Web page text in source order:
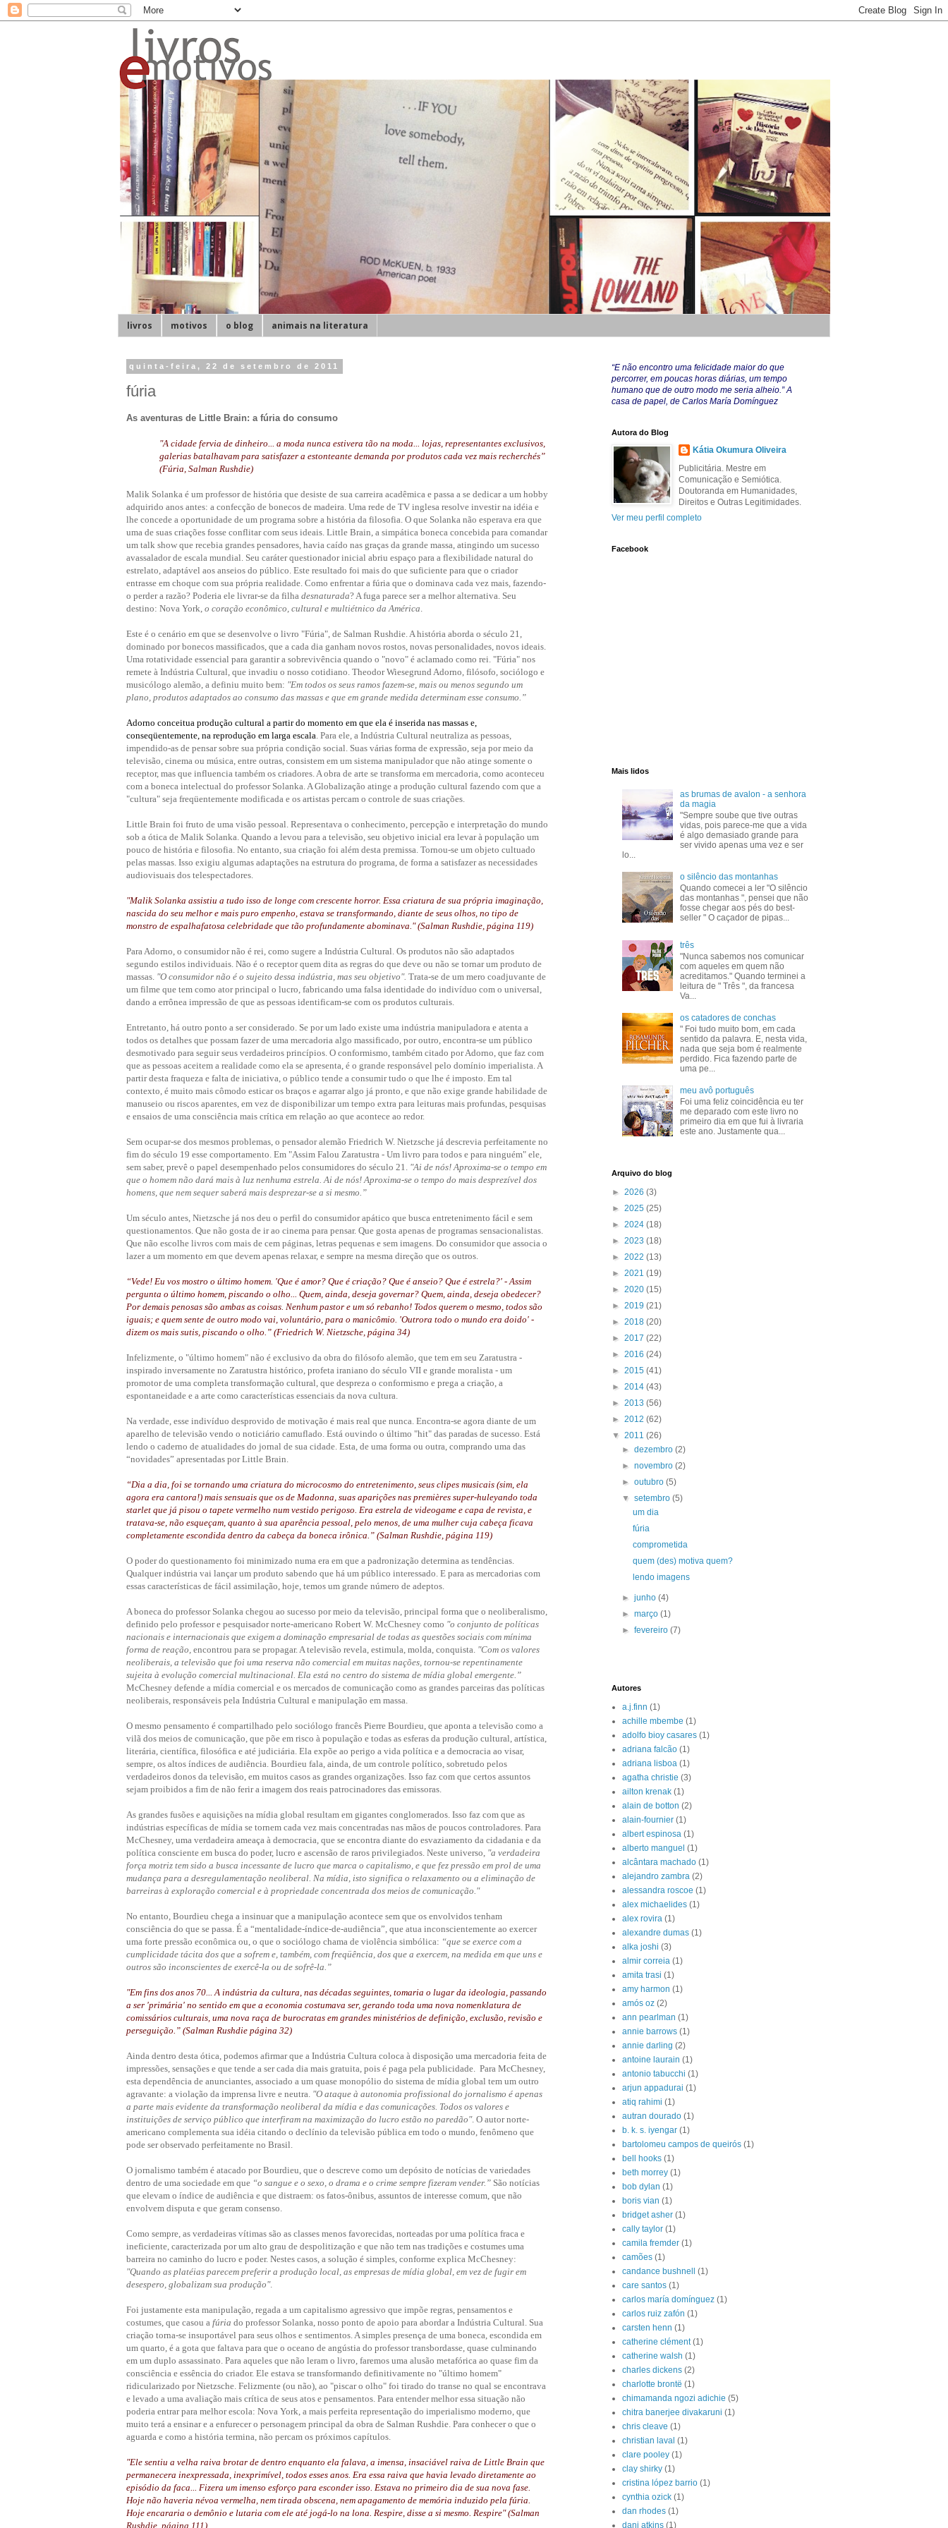
livros motivos o blog animais na literatura
quinta-feira, 22 de setembro de 2011
fúria
As aventuras de Little Brain: a fúria do consumo
"A cidade fervia de dinheiro... a moda nunca estivera tão na moda... lojas, representantes exclusivos,
galerias batalhavam para satisfazer a estonteante demanda por produtos cada vez mais recherchés”
(Fúria, Salman Rushdie)
Malik Solanka é um professor de história que desiste de sua carreira acadêmica e passa a se dedicar a um hobby
adquirido anos antes: a confecção de bonecos de madeira. Uma rede de TV inglesa resolve investir na idéia e
lhe concede a oportunidade de um programa sobre a história da filosofia. O que Solanka não esperava era que
uma de suas criações fosse conflitar com seus ideais. Little Brain, a simpática boneca concebida para comandar
um talk show que recebia grandes pensadores, havia caído nas graças da grande massa, atingindo um sucesso
avassalador de escala mundial. Seu caráter questionador inicial abriu espaço para a flexibilidade natural do
estrelato, adaptável aos anseios do público. Este resultado foi mais do que suficiente para que o criador
entrasse em choque com sua própria realidade. Como enfrentar a fúria que o dominava cada vez mais, fazendo-
o perder a razão? Poderia ele livrar-se da filha desnaturada? A fuga parece ser a melhor alternativa. Seu
destino: Nova York, o coração econômico, cultural e multiétnico da América.
Este é o cenário em que se desenvolve o livro "Fúria", de Salman Rushdie. A história aborda o século 21,
dominado por bonecos massificados, que a cada dia ganham novos rostos, novas personalidades, novos ideais.
Uma rotatividade essencial para garantir a sobrevivência quando o "novo" é aclamado como rei. "Fúria" nos
remete à Indústria Cultural, que invadiu o nosso cotidiano. Theodor Wiesegrund Adorno, filósofo, sociólogo e
musicólogo alemão, a definiu muito bem: "Em todos os seus ramos fazem-se, mais ou menos segundo um
plano, produtos adaptados ao consumo das massas e que em grande medida determinam esse consumo.”
Adorno conceitua produção cultural a partir do momento em que ela é inserida nas massas e,
conseqüentemente, na reprodução em larga escala. Para ele, a Indústria Cultural neutraliza as pessoas,
impendido-as de pensar sobre sua própria condição social. Suas várias forma de expressão, seja por meio da
televisão, cinema ou música, entre outras, consistem em um sistema manipulador que não atinge somente o
receptor, mas que influencia também os criadores. A obra de arte se transforma em mercadoria, como aconteceu
com a boneca intelectual do professor Solanka. A Globalização atinge a produção cultural fazendo com que a
"cultura" seja freqüentemente modificada e os artistas percam o controle de suas criações.
Little Brain foi fruto de uma visão pessoal. Representava o conhecimento, percepção e interpretação do mundo
sob a ótica de Malik Solanka. Quando a levou para a televisão, seu objetivo inicial era levar à população um
pouco de história e filosofia. No entanto, sua criação foi além desta premissa. Tornou-se um objeto cultuado
pelas massas. Isso exigiu algumas adaptações na estrutura do programa, de forma a satisfazer as necessidades
audiovisuais dos telespectadores.
"Malik Solanka assistiu a tudo isso de longe com crescente horror. Essa criatura de sua própria imaginação,
nascida do seu melhor e mais puro empenho, estava se transformando, diante de seus olhos, no tipo de
monstro de espalhafatosa celebridade que tão profundamente abominava." (Salman Rushdie, página 119)
Para Adorno, o consumidor não é rei, como sugere a Indústria Cultural. Os produtos não são adaptados
segundo estilos individuais. Não é o receptor quem dita as regras do que deve ou não se tornar um produto de
massas. "O consumidor não é o sujeito dessa indústria, mas seu objetivo". Trata-se de um mero coadjuvante de
um filme que tem como ator principal o lucro, fabricando uma falsa identidade do indivíduo com o universal,
dando a errônea impressão de que as pessoas identificam-se com os produtos culturais.
Entretanto, há outro ponto a ser considerado. Se por um lado existe uma indústria manipuladora e atenta a
todos os detalhes que possam fazer de uma mercadoria algo massificado, por outro, encontra-se um público
desmotivado para seguir seus verdadeiros princípios. O conformismo, também citado por Adorno, que faz com
que as pessoas aceitem a realidade como ela se apresenta, é o grande responsável pelo domínio imperialista. A
partir desta fraqueza e falta de iniciativa, o público tende a consumir tudo o que lhe é imposto. Em tal
contexto, é muito mais cômodo esticar os braços e agarrar algo já pronto, e que não exige grande habilidade de
manuseio ou riscos aparentes, em vez de disponibilizar um tempo extra para leituras mais profundas, pesquisas
e ensaios de uma consciência mais crítica em relação ao que acontece ao redor.
Sem ocupar-se dos mesmos problemas, o pensador alemão Friedrich W. Nietzsche já descrevia perfeitamente no
fim do século 19 esse comportamento. Em "Assim Falou Zaratustra - Um livro para todos e para ninguém" ele,
sem saber, prevê o papel desempenhado pelos consumidores do século 21. "Ai de nós! Aproxima-se o tempo em
que o homem não dará mais à luz nenhuma estrela. Ai de nós! Aproxima-se o tempo do mais desprezível dos
homens, que nem sequer saberá mais desprezar-se a si mesmo.”
Um século antes, Nietzsche já nos deu o perfil do consumidor apático que busca entretenimento fácil e sem
questionamentos. Que não gosta de ir ao cinema para pensar. Que gosta apenas de programas sensacionalistas.
Que não escolhe livros com mais de cem páginas, letras pequenas e sem imagens. Do consumidor que associa o
lazer a um momento em que devem apenas relaxar, e sempre na mesma direção que os outros.
“Vede! Eu vos mostro o último homem. 'Que é amor? Que é criação? Que é anseio? Que é estrela?' - Assim
pergunta o último homem, piscando o olho... Quem, ainda, deseja governar? Quem, ainda, deseja obedecer?
Por demais penosas são ambas as coisas. Nenhum pastor e um só rebanho! Todos querem o mesmo, todos são
iguais; e quem sente de outro modo vai, voluntário, para o manicômio. 'Outrora todo o mundo era doido' -
dizem os mais sutis, piscando o olho.” (Friedrich W. Nietzsche, página 34)
Infelizmente, o "último homem" não é exclusivo da obra do filósofo alemão, que tem em seu Zaratustra -
inspirado inversamente no Zaratustra histórico, profeta iraniano do século VII e grande moralista - um
promotor de uma completa transformação cultural, que despreza o conformismo e prega a criação, a
espontaneidade e a arte como características essenciais da nova cultura.
Na verdade, esse indivíduo desprovido de motivação é mais real que nunca. Encontra-se agora diante de um
aparelho de televisão vendo o noticiário camuflado. Está ouvindo o último "hit" das paradas de sucesso. Está
lendo o caderno de atualidades do jornal de sua cidade. Esta, de uma forma ou outra, comprando uma das
“novidades” apresentadas por Little Brain.
“Dia a dia, foi se tornando uma criatura do microcosmo do entretenimento, seus clipes musicais (sim, ela
agora era cantora!) mais sensuais que os de Madonna, suas aparições nas premières super-huleyando toda
starlet que já pisou o tapete vermelho num vestido perigoso. Era estrela de videogame e capa de revista, e
tratava-se, não esqueçam, quanto à sua aparência pessoal, pelo menos, de uma mulher cuja cabeça ficava
completamente escondida dentro da cabeça da boneca irônica.” (Salman Rushdie, página 119)
O poder do questionamento foi minimizado numa era em que a padronização determina as tendências.
Qualquer indústria vai lançar um produto sabendo que há um público interessado. E para as mercadorias com
essas características de fácil assimilação, hoje, temos um grande número de adeptos.
A boneca do professor Solanka chegou ao sucesso por meio da televisão, principal forma que o neoliberalismo,
definido pelo professor e pesquisador norte-americano Robert W. McChesney como "o conjunto de políticas
nacionais e internacionais que exigem a dominação empresarial de todas as questões sociais com mínima
forma de reação, encontrou para se propagar. A televisão revela, estimula, molda, conquista. "Com os valores
neoliberais, a televisão que foi uma reserva não comercial em muitas nações, tornou-se repentinamente
sujeita à evolução comercial multinacional. Ela está no centro do sistema de mídia global emergente.”
McChesney defende a mídia comercial e os mercados de comunicação como as grandes parceiras das políticas
neoliberais, responsáveis pela Indústria Cultural e manipulação em massa.
O mesmo pensamento é compartilhado pelo sociólogo francês Pierre Bourdieu, que aponta a televisão como a
vilã dos meios de comunicação, que põe em risco à população e todas as esferas da produção cultural, artística,
literária, científica, filosófica e até judiciária. Ela expõe ao perigo a vida política e a democracia ao visar,
sempre, os altos índices de audiência. Bourdieu fala, ainda, de um controle político, sobretudo pelos
verdadeiros donos da televisão, em muitos casos as grandes organizações. Isso faz com que certos assuntos
sejam proibidos a fim de não ferir a imagem dos reais patrocinadores das emissoras.
As grandes fusões e aquisições na mídia global resultam em gigantes conglomerados. Isso faz com que as
indústrias específicas de mídia se tornem cada vez mais concentradas nas mãos de poucos controladores. Para
McChesney, uma verdadeira ameaça à democracia, que se encontra diante do esvaziamento da cidadania e da
política consciente em busca do poder, lucro e ascensão de raros privilegiados. Neste universo, "a verdadeira
força motriz tem sido a busca incessante de lucro que marca o capitalismo, e que fez pressão em prol de uma
mudança para a desregulamentação neoliberal. Na mídia, isto significa o relaxamento ou a eliminação de
barreiras à exploração comercial e à propriedade concentrada dos meios de comunicação."
No entanto, Bourdieu chega a insinuar que a manipulação acontece sem que os envolvidos tenham
consciência do que se passa. É a “mentalidade-índice-de-audiência”, que atua inconscientemente ao exercer
uma forte pressão econômica ou, o que o sociólogo chama de violência simbólica: “que se exerce com a
cumplicidade tácita dos que a sofrem e, também, com freqüência, dos que a exercem, na medida em que uns e
outros são inconscientes de exercê-la ou de sofrê-la.”
"Em fins dos anos 70... A indústria da cultura, nas décadas seguintes, tomaria o lugar da ideologia, passando
a ser 'primária' no sentido em que a economia costumava ser, gerando toda uma nova nomenklatura de
comissários culturais, uma nova raça de burocratas em grandes ministérios de definição, exclusão, revisão e
perseguição.” (Salman Rushdie página 32)
Ainda dentro desta ótica, podemos afirmar que a Indústria Cultura coloca à disposição uma mercadoria feita de
impressões, sensações e que tende a ser cada dia mais gratuita, pois é paga pela publicidade. Para McChesney,
esta dependência de anunciantes, associado a um quase monopólio do sistema de mídia global tem um outro
agravante: a violação da imprensa livre e neutra. "O ataque à autonomia profissional do jornalismo é apenas
a parte mais evidente da transformação neoliberal da mídia e das comunicações. Todos os valores e
instituições de serviço público que interfiram na maximização do lucro estão no paredão". O autor norte-
americano complementa sua idéia citando o declínio da televisão pública em todo o mundo, fenômeno que
pode ser observado perfeitamente no Brasil.
O jornalismo também é atacado por Bourdieu, que o descreve como um depósito de notícias de variedades
dentro de uma sociedade em que “o sangue e o sexo, o drama e o crime sempre fizeram vender.” São notícias
que elevam o índice de audiência e que distraem: os fatos-ônibus, assuntos de interesse comum, que não
envolvem disputa e que geram consenso.
Como sempre, as verdadeiras vítimas são as classes menos favorecidas, norteadas por uma política fraca e
ineficiente, caracterizada por um alto grau de despolitização e que não tem nas tradições e costumes uma
barreira no caminho do lucro e poder. Nestes casos, a solução é simples, conforme explica McChesney:
"Quando as platéias parecem preferir a produção local, as empresas de mídia global, em vez de fugir em
desespero, globalizam sua produção".
Foi justamente esta manipulação, regada a um capitalismo agressivo que impõe regras, pensamentos e
costumes, que casou a fúria do professor Solanka, nosso ponto de apoio para abordar a Indústria Cultural. Sua
criação torna-se insuportável para seus olhos e sentimentos. A simples presença de uma boneca, escondida em
um quarto, é a gota que faltava para que o oceano de angústia do professor transbordasse, quase culminando
em um duplo assassinato. Para aqueles que não leram o livro, faremos uma alusão metafórica ao quase fim da
consciência e essência do criador. Ele estava se transformando definitivamente no "último homem"
ridicularizado por Nietzsche. Felizmente (ou não), ao "piscar o olho" foi tirado do transe no qual se encontrava
e levado a uma avaliação mais crítica de seus atos e pensamentos. Para entender melhor essa situação não
poderia entrar para melhor escola: Nova York, a mais perfeita representação do imperialismo moderno, que
muito terá a ensinar e a enfurecer o personagem principal da obra de Salman Rushdie. Para conhecer o que o
aguarda e como a história termina, não percam os próximos capítulos.
"Ele sentiu a velha raiva brotar de dentro enquanto ela falava, a imensa, insaciável raiva de Little Brain que
permanecera inexpressada, inexprimível, todos esses anos. Era essa raiva que havia levado diretamente ao
episódio da faca... Fizera um imenso esforço para esconder isso. Estava no primeiro dia de sua nova fase.
Hoje não haveria névoa vermelha, nem tirada obscena, nem apagamento de memória induzido pela fúria.
Hoje encararia o demônio e lutaria com ele até jogá-lo na lona. Respire, disse a si mesmo. Respire" (Salman
Rushdie, página 111)
“E não encontro uma felicidade maior do que
percorrer, em poucas horas diárias, um tempo
humano que de outro modo me seria alheio.” A
casa de papel, de Carlos María Domínguez
Autora do Blog
Kátia Okumura Oliveira
Publicitária. Mestre em
Comunicação e Semiótica.
Doutoranda em Humanidades,
Direitos e Outras Legitimidades.
Ver meu perfil completo
Facebook
Mais lidos
as brumas de avalon - a senhora
da magia
"Sempre soube que tive outras
vidas, pois parece-me que a vida
é algo demasiado grande para
ser vivido apenas uma vez e ser
lo...
o silêncio das montanhas
Quando comecei a ler "O silêncio
das montanhas ", pensei que não
fosse chegar aos pés do best-
seller " O caçador de pipas...
três
"Nunca sabemos nos comunicar
com aqueles em quem não
acreditamos." Quando terminei a
leitura de " Três ", da francesa
Va...
os catadores de conchas
" Foi tudo muito bom, em cada
sentido da palavra. E, nesta vida,
nada que seja bom é realmente
perdido. Fica fazendo parte de
uma pe...
meu avô português
Foi uma feliz coincidência eu ter
me deparado com este livro no
primeiro dia em que fui à livraria
este ano. Justamente qua...
Arquivo do blog
► 2026 (3)
► 2025 (25)
► 2024 (18)
► 2023 (18)
► 2022 (13)
► 2021 (19)
► 2020 (15)
► 2019 (21)
► 2018 (20)
► 2017 (22)
► 2016 (24)
► 2015 (41)
► 2014 (43)
► 2013 (56)
► 2012 (62)
▼ 2011 (26)
►dezembro(2)
►novembro(2)
►outubro(5)
▼setembro(5)
um dia
fúria
comprometida
quem (des) motiva quem?
lendo imagens
►junho(4)
►março(1)
►fevereiro(7)
Autores
a.j.finn (1)
achille mbembe (1)
adolfo bioy casares (1)
adriana falcão (1)
adriana lisboa (1)
agatha christie (3)
ailton krenak (1)
alain de botton (2)
alain-fournier (1)
albert espinosa (1)
alberto manguel (1)
alcântara machado (1)
alejandro zambra (2)
alessandra roscoe (1)
alex michaelides (1)
alex rovira (1)
alexandre dumas (1)
alka joshi (3)
almir correia (1)
amita trasi (1)
amy harmon (1)
amós oz (2)
ann pearlman (1)
annie barrows (1)
annie darling (2)
antoine laurain (1)
antonio tabucchi (1)
arjun appadurai (1)
atiq rahimi (1)
autran dourado (1)
b. k. s. iyengar (1)
bartolomeu campos de queirós (1)
bell hooks (1)
beth morrey (1)
bob dylan (1)
boris vian (1)
bridget asher (1)
cally taylor (1)
camila fremder (1)
camões (1)
candance bushnell
(1)
care santos (1)
carlos maría domínguez (1)
carlos ruiz zafón (1)
carsten henn (1)
catherine clément (1)
catherine walsh (1)
charles dickens (2)
charlotte brontë (1)
chimamanda ngozi adichie (5)
chitra banerjee divakaruni (1)
chris cleave (1)
christian laval (1)
clare pooley (1)
clay shirky (1)
cristina lópez barrio (1)
cynthia ozick (1)
dan rhodes (1)
dani atkins (1)